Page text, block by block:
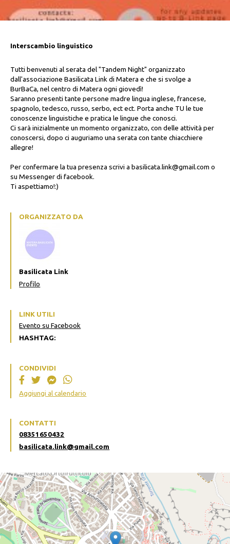
Interscambio linguistico
Tutti benvenuti al serata del "Tandem Night" organizzato
dall'associazione Basilicata Link di Matera e che si svolge a
BurBaCa, nel centro di Matera ogni giovedì!
Saranno presenti tante persone madre lingua inglese, francese,
spagnolo, tedesco, russo, serbo, ect ect. Porta anche TU le tue
conoscenze linguistiche e pratica le lingue che conosci.
Ci sarà inizialmente un momento organizzato, con delle attività per
conoscersi, dopo ci auguriamo una serata con tante chiacchiere
allegre!
Per confermare la tua presenza scrivi a basilicata.link@gmail.com o
su Messenger di facebook.
Ti aspettiamo!:)
ORGANIZZATO DA
Basilicata Link
Profilo
LINK UTILI
Evento su Facebook
HASHTAG:
CONDIVIDI
Aggiungi al calendario
CONTATTI
08351650432
basilicata.link@gmail.com